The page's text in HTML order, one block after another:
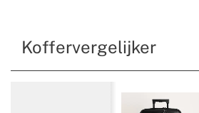
Koffervergelijker